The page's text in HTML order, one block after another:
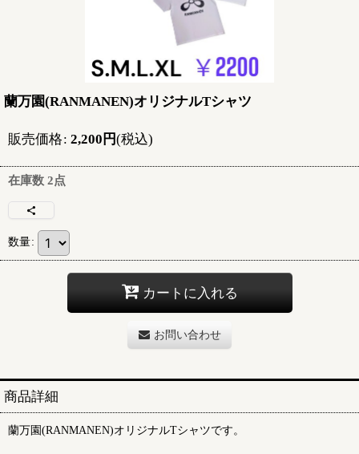
蘭万園(RANMANEN)オリジナルTシャツ
販売価格: 2,200 円(税込)
在庫数 2点
数量:
カートに入れる
お問い合わせ
商品詳細
蘭万園(RANMANEN)オリジナルTシャツです。